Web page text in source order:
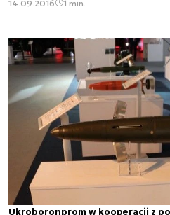
14.09.2016 1 min.
Ukroboronprom w kooperacji z